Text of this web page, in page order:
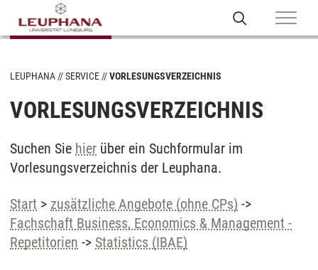
LEUPHANA SERVICE VORLESUNGSVERZEICHNIS
VORLESUNGSVERZEICHNIS
Suchen Sie hier über ein Suchformular im
Vorlesungsverzeichnis der Leuphana.
Start > zusätzliche Angebote (ohne CPs) ->
Fachschaft Business, Economics & Management -
Repetitorien -> Statistics (IBAE)